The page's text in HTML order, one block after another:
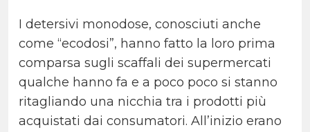
I detersivi monodose, conosciuti anche
come “ecodosi”, hanno fatto la loro prima
comparsa sugli scaffali dei supermercati
qualche hanno fa e a poco poco si stanno
ritagliando una nicchia tra i prodotti più
acquistati dai consumatori. All’inizio erano